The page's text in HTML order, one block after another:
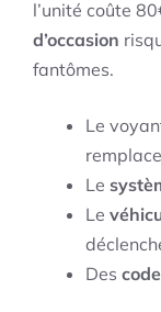
l’unité coûte
d’occasion
fantômes.
Le
Le
Le
Des